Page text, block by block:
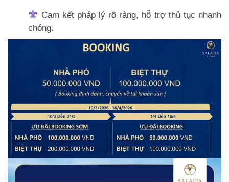
Cam kết pháp lý rõ ràng, hỗ trợ thủ tục nhanh
chóng.